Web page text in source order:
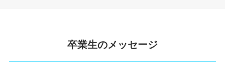
卒業生のメッセージ